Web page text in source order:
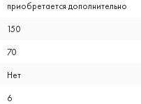
приобретается дополнительно
150
70
Нет
6